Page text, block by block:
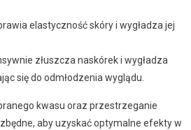
elastyczność skóry i wygładza jej
złuszcza naskórek i wygładza
się do odmłodzenia wyglądu.
kwasu oraz przestrzeganie
aby uzyskać optymalne efekty w